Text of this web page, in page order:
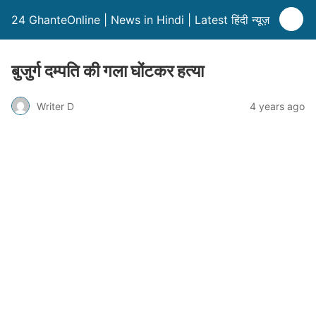
24 GhanteOnline | News in Hindi | Latest हिंदी न्यूज़
बुजुर्ग दम्पति की गला घोंटकर हत्या
Writer D 4 years ago